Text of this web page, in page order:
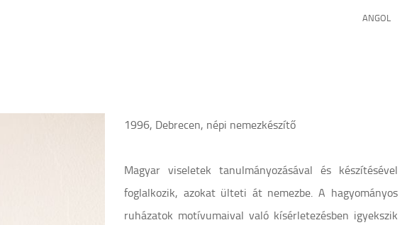
ANGOL
1996, Debrecen, népi nemezkészítő
Magyar viseletek tanulmányozásával és készítésével
foglalkozik, azokat ülteti át nemezbe. A hagyományos
ruházatok motívumaival való kísérletezésben igyekszik